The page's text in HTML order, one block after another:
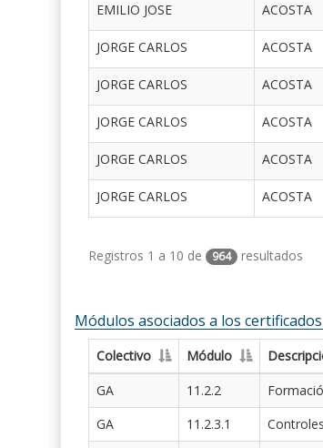
EMILIO JOSE ACOSTA
JORGE CARLOS ACOSTA
JORGE CARLOS ACOSTA
JORGE CARLOS ACOSTA
JORGE CARLOS ACOSTA
JORGE CARLOS ACOSTA
Registros 1 a 10 de 964 resultados
Módulos asociados a los certificados
Colectivo Módulo
GA
11.2.2
GA
11.2.3.1